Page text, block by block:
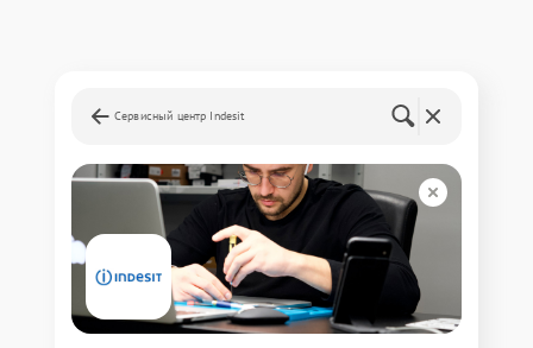
Сервисный центр Indesit